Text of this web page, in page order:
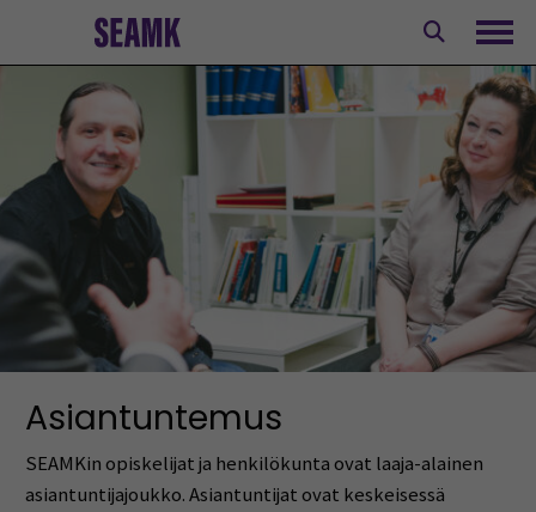
Asiantuntemus
SEAMKin opiskelijat ja henkilökunta ovat laaja-alainen
asiantuntijajoukko. Asiantuntijat ovat keskeisessä